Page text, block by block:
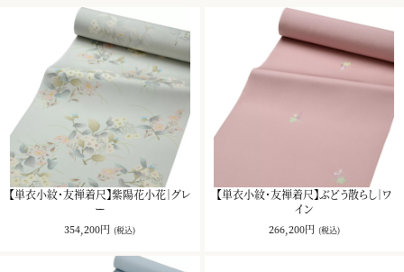
【単衣小紋・友禅着尺】紫陽花小花｜グレ
ー
354,200円 (税込)
【単衣小紋・友禅着尺】ぶどう散らし｜ワ
イン
266,200円 (税込)